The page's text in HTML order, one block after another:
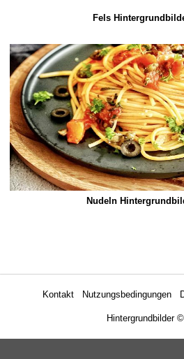
Fels
Nudeln
Kontakt Nutzungsbedingungen
Hintergrundbilder©